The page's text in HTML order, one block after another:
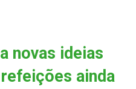
novas ideias
ainda